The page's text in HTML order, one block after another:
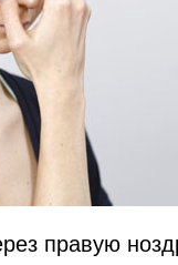
правую